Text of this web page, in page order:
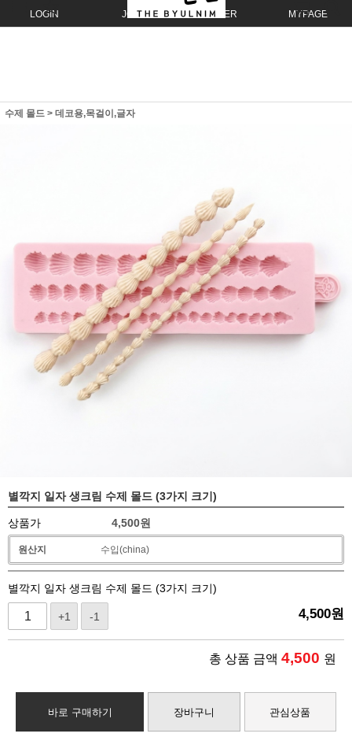
LOGIN JOIN ORDER MYPAGE
수제 몰드 > 데코용,목걸이,글자
별깍지 일자 생크림 수제 몰드 (3가지 크기)
상품가 4,500원
원산지 수입(china)
별깍지 일자 생크림 수제 몰드 (3가지 크기)
+1 -1 4,500원
총 상품 금액 4,500 원
바로 구매하기 장바구니 관심상품